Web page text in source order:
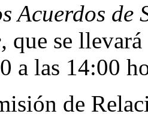
Acuerdos de
que se
a las 14:00
de